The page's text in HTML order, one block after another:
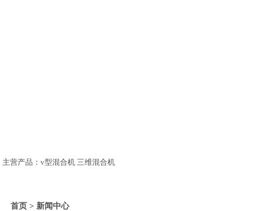
主营产品：v型混合机 三维混合机
首页 > 新闻中心